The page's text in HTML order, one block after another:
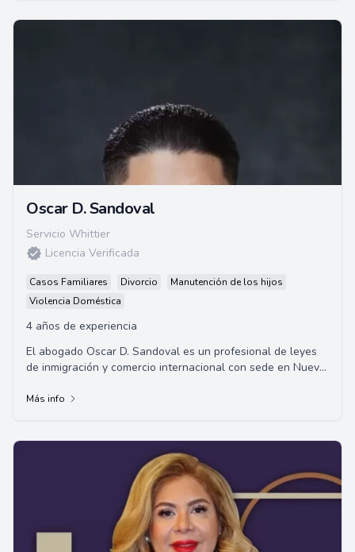
Oscar D. Sandoval
Servicio Whittier
Licencia Verificada
Casos Familiares Divorcio
Manutención de los hijos
Violencia Doméstica
4 años de experiencia
El abogado Oscar D. Sandoval es un profesional de leyes
de inmigración y comercio internacional con sede en Nueva
Más info